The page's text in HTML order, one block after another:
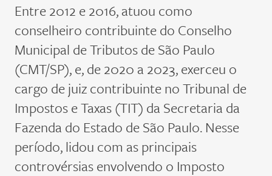
Entre 2012 e 2016, atuou como
conselheiro contribuinte do Conselho
Municipal de Tributos de São Paulo
(CMT/SP), e, de 2020 a 2023, exerceu o
cargo de juiz contribuinte no Tribunal de
Impostos e Taxas (TIT) da Secretaria da
Fazenda do Estado de São Paulo. Nesse
período,lidou com as principais
controvérsias envolvendo o Imposto